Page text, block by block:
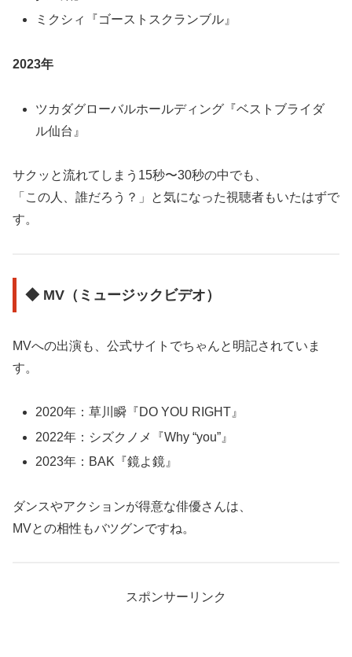
ミクシィ『ゴーストスクランブル』
2023年
ツカダグローバルホールディング『ベストブライダ
ル仙台』
サクッと流れてしまう15秒〜30秒の中でも、
「この人、誰だろう？」と気になった視聴者もいたはずで
す。
◆ MV（ミュージックビデオ）
MVへの出演も、公式サイトでちゃんと明記されていま
す。
2020年：草川瞬『DO YOU RIGHT』
2022年：シズクノメ『Why “you”』
2023年：BAK『鏡よ鏡』
ダンスやアクションが得意な俳優さんは、
MVとの相性もバツグンですね。
スポンサーリンク